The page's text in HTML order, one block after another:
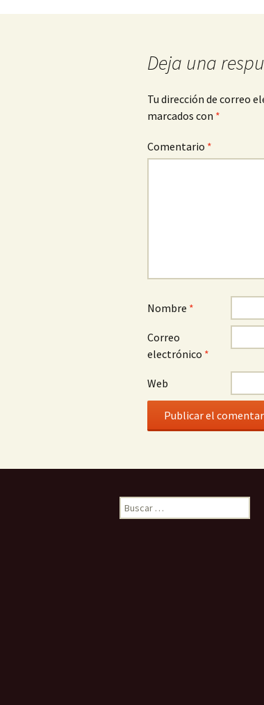
de
Deja una
Tu dirección de correo
marcados con *
Comentario *
Nombre *
Correo
electrónico *
Web
Buscar: